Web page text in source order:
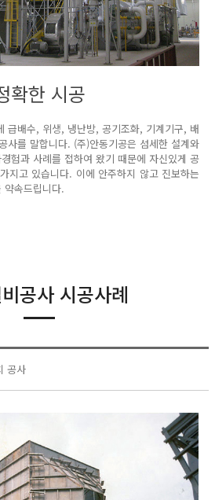
확한 시공
급배수, 위생, 냉난방, 공기조화, 기계기구, 배
사를 말합니다. (주)안동기공은 섬세한 설계와
험과 사례를 접하여 왔기 때문에 자신있게 공
지고 있습니다. 이에 안주하지 않고 진보하는
약속드립니다.
공사 시공사례
공사